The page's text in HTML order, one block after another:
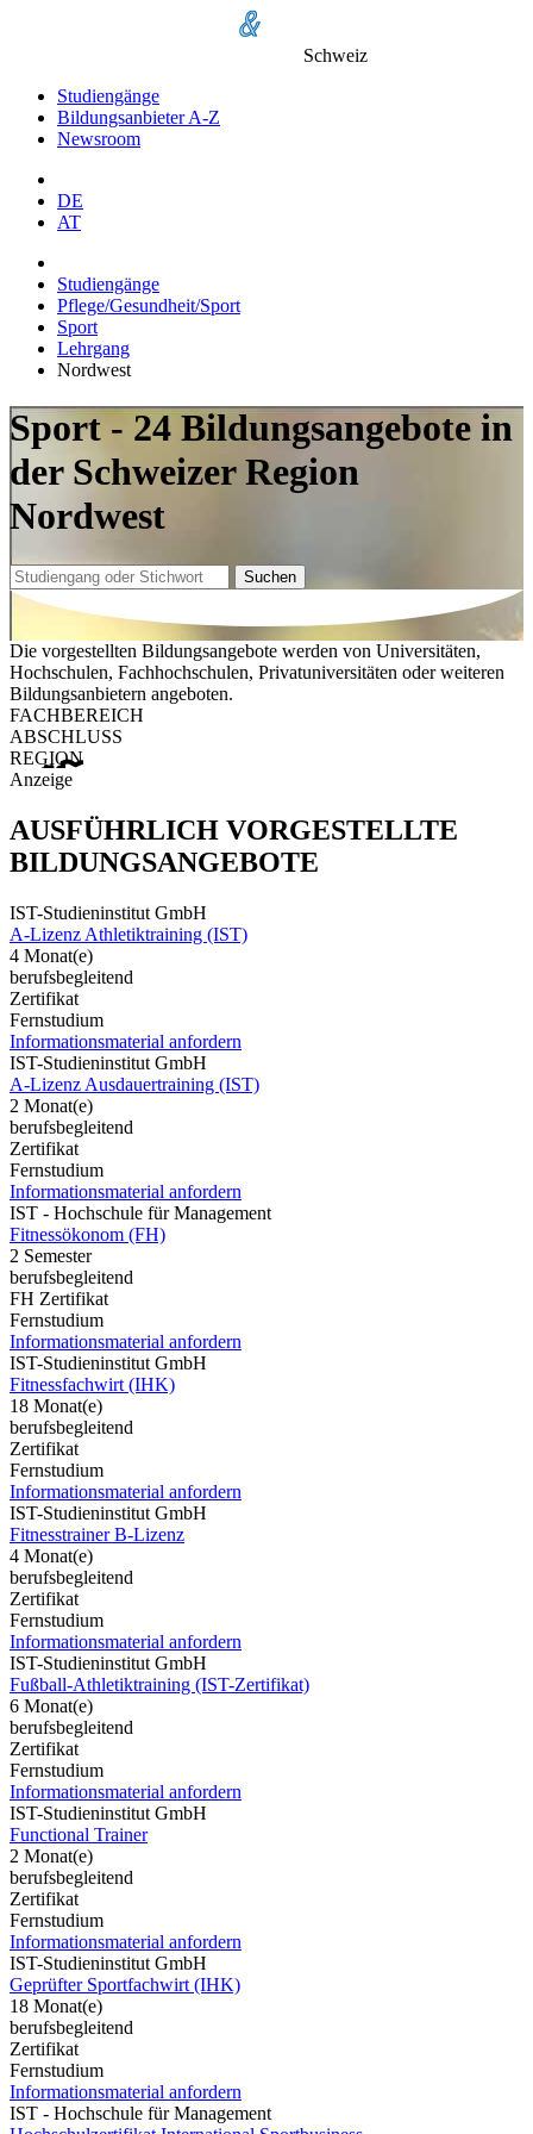
Schweiz
Studiengänge
Bildungsanbieter A-Z
Newsroom
DE
AT
Studiengänge
Pflege/Gesundheit/Sport
Sport
Lehrgang
Nordwest
Sport - 24 Bildungsangebote in
der Schweizer Region
Nordwest
Suchen
Die vorgestellten Bildungsangebote werden von Universitäten,
Hochschulen, Fachhochschulen, Privatuniversitäten oder weiteren
Bildungsanbietern angeboten.
FACHBEREICH
ABSCHLUSS
REGION
Anzeige
AUSFÜHRLICH VORGESTELLTE
BILDUNGSANGEBOTE
IST-Studieninstitut GmbH
A-Lizenz Athletiktraining (IST)
4 Monat(e)
berufsbegleitend
Zertifikat
Fernstudium
Informationsmaterial anfordern
IST-Studieninstitut GmbH
A-Lizenz Ausdauertraining (IST)
2 Monat(e)
berufsbegleitend
Zertifikat
Fernstudium
Informationsmaterial anfordern
IST - Hochschule für Management
Fitnessökonom (FH)
2 Semester
berufsbegleitend
FH Zertifikat
Fernstudium
Informationsmaterial anfordern
IST-Studieninstitut GmbH
Fitnessfachwirt (IHK)
18 Monat(e)
berufsbegleitend
Zertifikat
Fernstudium
Informationsmaterial anfordern
IST-Studieninstitut GmbH
Fitnesstrainer B-Lizenz
4 Monat(e)
berufsbegleitend
Zertifikat
Fernstudium
Informationsmaterial anfordern
IST-Studieninstitut GmbH
Fußball-Athletiktraining (IST-Zertifikat)
6 Monat(e)
berufsbegleitend
Zertifikat
Fernstudium
Informationsmaterial anfordern
IST-Studieninstitut GmbH
Functional Trainer
2 Monat(e)
berufsbegleitend
Zertifikat
Fernstudium
Informationsmaterial anfordern
IST-Studieninstitut GmbH
Geprüfter Sportfachwirt (IHK)
18 Monat(e)
berufsbegleitend
Zertifikat
Fernstudium
Informationsmaterial anfordern
IST - Hochschule für Management